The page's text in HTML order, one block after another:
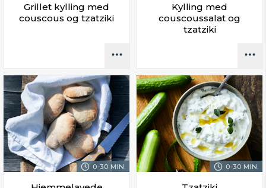
Grillet kylling med
couscous og tzatziki
Kylling med
couscoussalat og
tzatziki
0-30 MIN. 0-30 MIN.